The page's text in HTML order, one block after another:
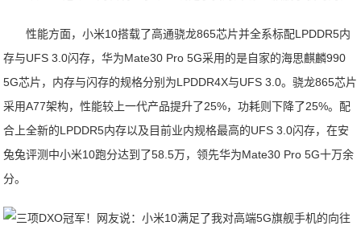
性能方面，小米10搭载了高通骁龙865芯片并全系标配LPDDR5内
存与UFS 3.0闪存，华为Mate30 Pro 5G采用的是自家的海思麒麟990
5G芯片，内存与闪存的规格分别为LPDDR4X与UFS 3.0。骁龙865芯片
采用A77架构，性能较上一代产品提升了25%，功耗则下降了25%。配
合上全新的LPDDR5内存以及目前业内规格最高的UFS 3.0闪存，在安
兔兔评测中小米10跑分达到了58.5万，领先华为Mate30 Pro 5G十万余
分。